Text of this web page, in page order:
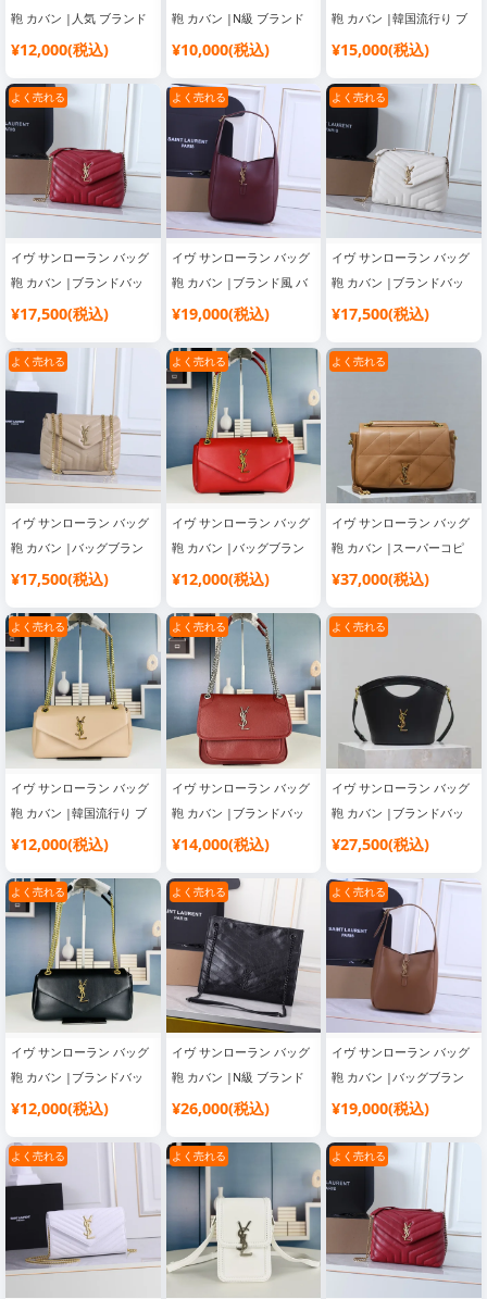
鞄 カバン |人気 ブランド
バッグ
¥12,000(税込)
鞄 カバン |N級 ブランド
コピー バッグ
¥10,000(税込)
鞄 カバン |韓国流行り ブ
ランドバッグ
¥15,000(税込)
よく売れる
イヴ サンローラン バッグ
鞄 カバン |ブランドバッ
グ コピー おすすめ
¥17,500(税込)
よく売れる
イヴ サンローラン バッグ
鞄 カバン |ブランド風 バ
ッグ 激安 高品質
¥19,000(税込)
よく売れる
イヴ サンローラン バッグ
鞄 カバン |ブランドバッ
グ コピー おすすめ
¥17,500(税込)
よく売れる
イヴ サンローラン バッグ
鞄 カバン |バッグブラン
ド レディース
¥17,500(税込)
よく売れる
イヴ サンローラン バッグ
鞄 カバン |バッグブラン
ド レディース
¥12,000(税込)
よく売れる
イヴ サンローラン バッグ
鞄 カバン |スーパーコピ
ー 優良サイト
¥37,000(税込)
よく売れる
イヴ サンローラン バッグ
鞄 カバン |韓国流行り ブ
ランドバッグ
¥12,000(税込)
よく売れる
イヴ サンローラン バッグ
鞄 カバン |ブランドバッ
グ コピー 通販
¥14,000(税込)
よく売れる
イヴ サンローラン バッグ
鞄 カバン |ブランドバッ
グ コピー 通販
¥27,500(税込)
よく売れる
イヴ サンローラン バッグ
鞄 カバン |ブランドバッ
グ コピー おすすめ
¥12,000(税込)
よく売れる
イヴ サンローラン バッグ
鞄 カバン |N級 ブランド
コピー バッグ
¥26,000(税込)
よく売れる
イヴ サンローラン バッグ
鞄 カバン |バッグブラン
ド レディース
¥19,000(税込)
よく売れる よく売れる よく売れる